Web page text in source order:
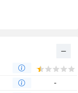
-